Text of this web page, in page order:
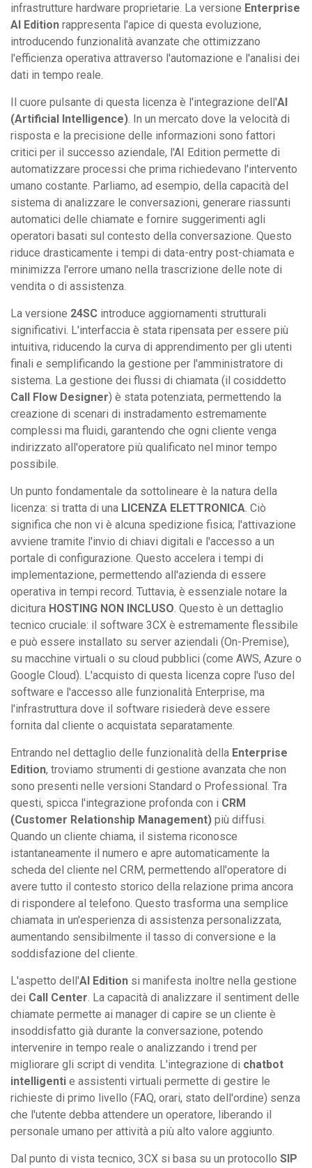
infrastrutture hardware proprietarie. La versione Enterprise
AI Edition rappresenta l'apice di questa evoluzione,
introducendo funzionalità avanzate che ottimizzano
l'efficienza operativa attraverso l'automazione e l'analisi dei
dati in tempo reale.
Il cuore pulsante di questa licenza è l'integrazione dell'AI
(Artificial Intelligence). In un mercato dove la velocità di
risposta e la precisione delle informazioni sono fattori
critici per il successo aziendale, l'AI Edition permette di
automatizzare processi che prima richiedevano l'intervento
umano costante. Parliamo, ad esempio, della capacità del
sistema di analizzare le conversazioni, generare riassunti
automatici delle chiamate e fornire suggerimenti agli
operatori basati sul contesto della conversazione. Questo
riduce drasticamente i tempi di data-entry post-chiamata e
minimizza l'errore umano nella trascrizione delle note di
vendita o di assistenza.
La versione 24SC introduce aggiornamenti strutturali
significativi. L'interfaccia è stata ripensata per essere più
intuitiva, riducendo la curva di apprendimento per gli utenti
finali e semplificando la gestione per l'amministratore di
sistema. La gestione dei flussi di chiamata (il cosiddetto
Call Flow Designer) è stata potenziata, permettendo la
creazione di scenari di instradamento estremamente
complessi ma fluidi, garantendo che ogni cliente venga
indirizzato all'operatore più qualificato nel minor tempo
possibile.
Un punto fondamentale da sottolineare è la natura della
licenza: si tratta di una LICENZA ELETTRONICA. Ciò
significa che non vi è alcuna spedizione fisica; l'attivazione
avviene tramite l'invio di chiavi digitali e l'accesso a un
portale di configurazione. Questo accelera i tempi di
implementazione, permettendo all'azienda di essere
operativa in tempi record. Tuttavia, è essenziale notare la
dicitura HOSTING NON INCLUSO. Questo è un dettaglio
tecnico cruciale: il software 3CX è estremamente flessibile
e può essere installato su server aziendali (On-Premise),
su macchine virtuali o su cloud pubblici (come AWS, Azure o
Google Cloud). L'acquisto di questa licenza copre l'uso del
software e l'accesso alle funzionalità Enterprise, ma
l'infrastruttura dove il software risiederà deve essere
fornita dal cliente o acquistata separatamente.
Entrando nel dettaglio delle funzionalità della Enterprise
Edition, troviamo strumenti di gestione avanzata che non
sono presenti nelle versioni Standard o Professional. Tra
questi, spicca l'integrazione profonda con i CRM
(Customer Relationship Management) più diffusi.
Quando un cliente chiama, il sistema riconosce
istantaneamente il numero e apre automaticamente la
scheda del cliente nel CRM, permettendo all'operatore di
avere tutto il contesto storico della relazione prima ancora
di rispondere al telefono. Questo trasforma una semplice
chiamata in un'esperienza di assistenza personalizzata,
aumentando sensibilmente il tasso di conversione e la
soddisfazione del cliente.
L'aspetto dell'AI Edition si manifesta inoltre nella gestione
dei Call Center. La capacità di analizzare il sentiment delle
chiamate permette ai manager di capire se un cliente è
insoddisfatto già durante la conversazione, potendo
intervenire in tempo reale o analizzando i trend per
migliorare gli script di vendita. L'integrazione di chatbot
intelligenti e assistenti virtuali permette di gestire le
richieste di primo livello (FAQ, orari, stato dell'ordine) senza
che l'utente debba attendere un operatore, liberando il
personale umano per attività a più alto valore aggiunto.
Dal punto di vista tecnico, 3CX si basa su un protocollo SIP